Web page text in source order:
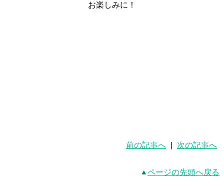
お楽しみに！
前の記事へ 次の記事へ
ページの先頭へ戻る